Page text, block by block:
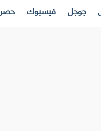
جوجل فيسبوك